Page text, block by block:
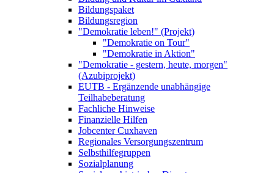
Bildungspaket
Bildungsregion
"Demokratie leben!" (Projekt)
"Demokratie on Tour"
"Demokratie in Aktion"
"Demokratie - gestern, heute, morgen"
(Azubiprojekt)
EUTB - Ergänzende unabhängige
Teilhabeberatung
Fachliche Hinweise
Finanzielle Hilfen
Jobcenter Cuxhaven
Regionales Versorgungszentrum
Selbsthilfegruppen
Sozialplanung